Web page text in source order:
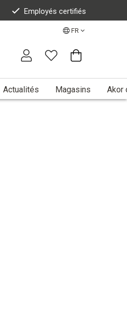
Employés certifiés
FR
Actualités Magasins Akor